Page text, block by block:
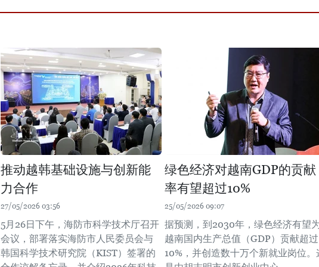
推动越韩基础设施与创新能
力合作
27/05/2026 03:56
5月26日下午，海防市科学技术厅召开
会议，部署落实海防市人民委员会与
韩国科学技术研究院（KIST）签署的
绿色经济对越南GDP的贡献
率有望超过10%
25/05/2026 09:07
据预测，到2030年，绿色经济有望
越南国内生产总值（GDP）贡献超过
10%，并创造数十万个新就业岗位。